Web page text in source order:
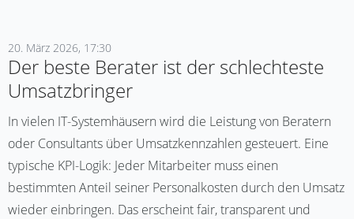
20. März 2026, 17:30
Der beste Berater ist der schlechteste
Umsatzbringer
In vielen IT-Systemhäusern wird die Leistung von Beratern
oder Consultants über Umsatzkennzahlen gesteuert. Eine
typische KPI-Logik: Jeder Mitarbeiter muss einen
bestimmten Anteil seiner Personalkosten durch den Umsatz
wieder einbringen. Das erscheint fair, transparent und